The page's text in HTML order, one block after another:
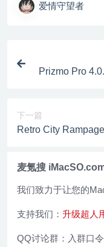
爱情守望者
Prizmo Pro
下一篇
Retro City
麦氪搜
我们致力于让您的
支持我们： 升级超人
QQ讨论群：入群口令